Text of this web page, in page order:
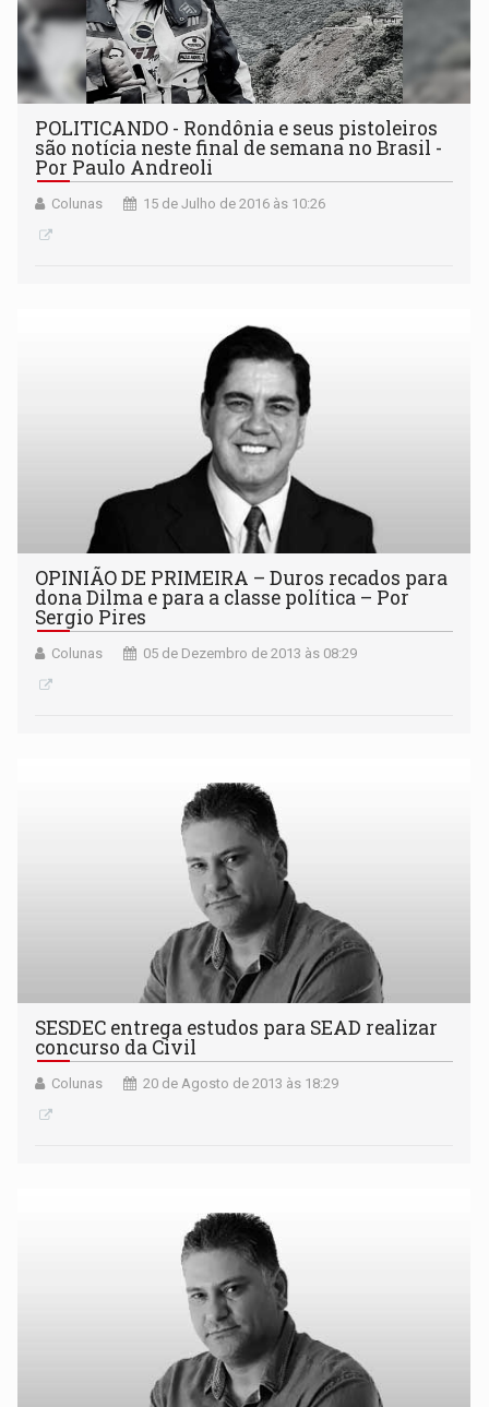
POLITICANDO - Rondônia e seus pistoleiros
são notícia neste final de semana no Brasil -
Por Paulo Andreoli
Colunas 15 de Julho de 2016 às 10:26
OPINIÃO DE PRIMEIRA – Duros recados para
dona Dilma e para a classe política – Por
Sergio Pires
Colunas 05 de Dezembro de 2013 às 08:29
SESDEC entrega estudos para SEAD realizar
concurso da Civil
Colunas 20 de Agosto de 2013 às 18:29